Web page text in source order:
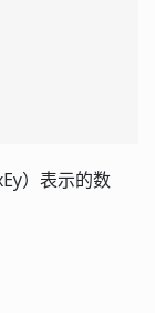
）表示的数